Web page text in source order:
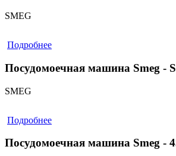
SMEG
Подробнее
Посудомоечная машина Smeg -
SMEG
Подробнее
Посудомоечная машина Smeg -